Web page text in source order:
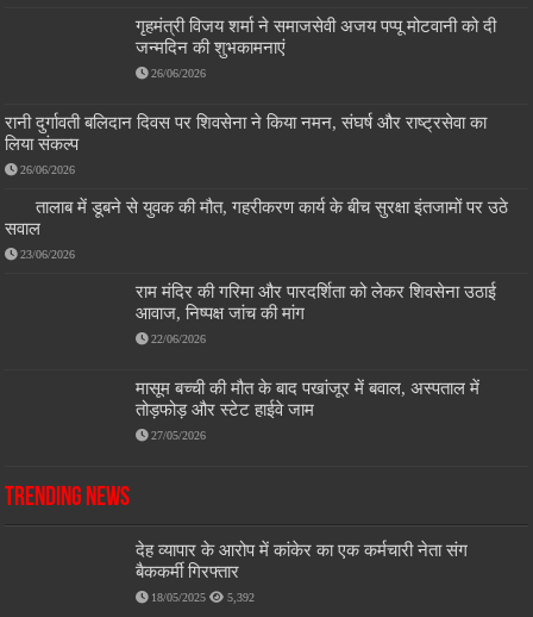
गृहमंत्री विजय शर्मा ने समाजसेवी अजय पप्पू मोटवानी को दी
जन्मदिन की शुभकामनाएं
26/06/2026
रानी दुर्गावती बलिदान दिवस पर शिवसेना ने किया नमन, संघर्ष और राष्ट्रसेवा का
लिया संकल्प
26/06/2026
तालाब में डूबने से युवक की मौत, गहरीकरण कार्य के बीच सुरक्षा इंतजामों पर उठे
सवाल
23/06/2026
राम मंदिर की गरिमा और पारदर्शिता को लेकर शिवसेना उठाई
आवाज, निष्पक्ष जांच की मांग
22/06/2026
मासूम बच्ची की मौत के बाद पखांजूर में बवाल, अस्पताल में
तोड़फोड़ और स्टेट हाईवे जाम
27/05/2026
Trending News
देह व्यापार के आरोप में कांकेर का एक कर्मचारी नेता संग
बैककर्मी गिरफ्तार
18/05/2025 5,392